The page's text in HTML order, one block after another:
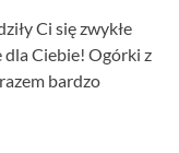
Ci się zwykłe
Ciebie! Ogórki z
bardzo